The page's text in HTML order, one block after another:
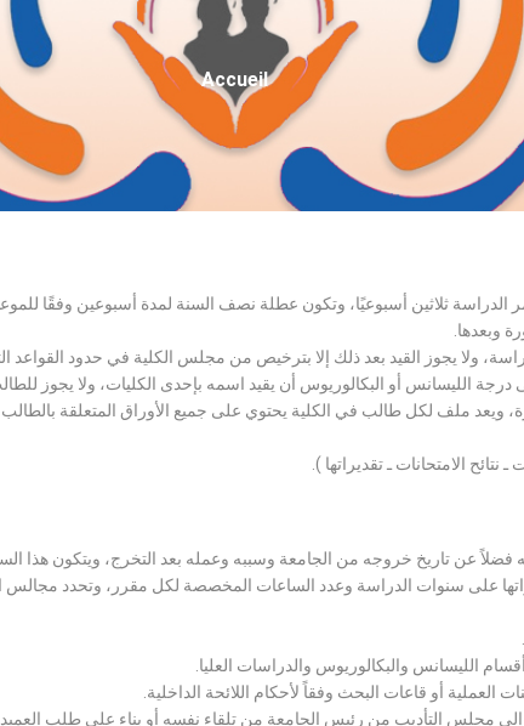
Fil
D'Ariane
Accueil
الدراسة ثلاثين أسبوعيًا، وتكون عطلة نصف السنة لمدة أسبوعين وفقًا
وبعدها.
ولا يجوز القيد بعد ذلك إلا بترخيص من مجلس الكلية في حدود القواعد
درجة الليسانس أو البكالوريوس أن يقيد اسمه بإحدى الكليات، ولا يجوز
ويعد ملف لكل طالب في الكلية يحتوي على جميع الأوراق المتعلقة
نتائح الامتحانات ـ تقديراتها ).
عن تاريخ خروجه من الجامعة وسببه وعمله بعد التخرج، ويتكون هذا
على سنوات الدراسة وعدد الساعات المخصصة لكل مقرر، وتحدد
الليسانس والبكالوريوس والدراسات العليا.
أو قاعات البحث وفقاً لأحكام اللائحة الداخلية.
إلى مجلس التأديب من رئيس الجامعة من تلقاء نفسه أو بناء على طلب العميد.